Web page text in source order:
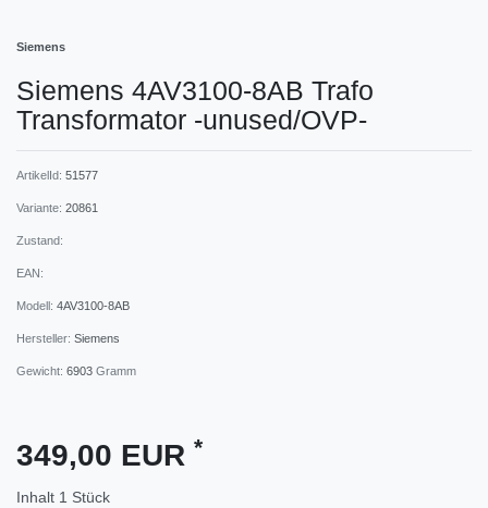
Siemens
Siemens 4AV3100-8AB Trafo
Transformator -unused/OVP-
ArtikelId: 51577
Variante: 20861
Zustand:
EAN:
Modell: 4AV3100-8AB
Hersteller: Siemens
Gewicht: 6903 Gramm
349,00 EUR *
Inhalt 1 Stück